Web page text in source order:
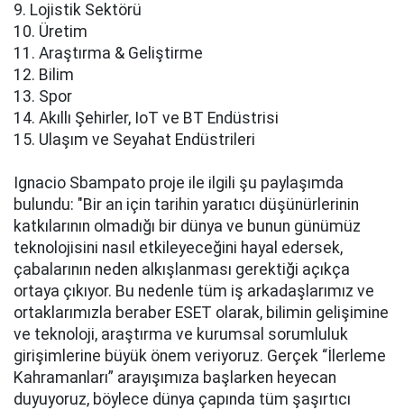
9. Lojistik Sektörü
10. Üretim
11. Araştırma & Geliştirme
12. Bilim
13. Spor
14. Akıllı Şehirler, IoT ve BT Endüstrisi
15. Ulaşım ve Seyahat Endüstrileri
Ignacio Sbampato proje ile ilgili şu paylaşımda
bulundu: "Bir an için tarihin yaratıcı düşünürlerinin
katkılarının olmadığı bir dünya ve bunun günümüz
teknolojisini nasıl etkileyeceğini hayal edersek,
çabalarının neden alkışlanması gerektiği açıkça
ortaya çıkıyor. Bu nedenle tüm iş arkadaşlarımız ve
ortaklarımızla beraber ESET olarak, bilimin gelişimine
ve teknoloji, araştırma ve kurumsal sorumluluk
girişimlerine büyük önem veriyoruz. Gerçek “İlerleme
Kahramanları” arayışımıza başlarken heyecan
duyuyoruz, böylece dünya çapında tüm şaşırtıcı